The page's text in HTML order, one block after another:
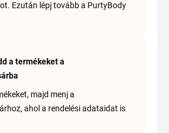
Ezután lépj tovább a PurtyBody
a termékeket a
majd menj a
ahol a rendelési adataidat is